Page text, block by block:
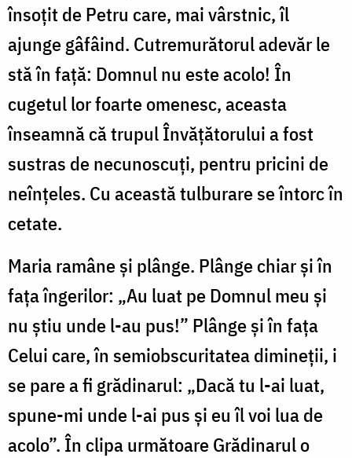
însoțit de Petru care, mai vârstnic, îl
ajunge gâfâind. Cutremurătorul adevăr le
stă în față: Domnul nu este acolo! În
cugetul lor foarte omenesc, aceasta
înseamnă că trupul Învățătorului a fost
sustras de necunoscuți, pentru pricini de
neînțeles. Cu această tulburare se întorc în
cetate.
Maria ramâne și plânge. Plânge chiar și în
fața îngerilor: „Au luat pe Domnul meu și
nu știu unde l-au pus!” Plânge și în fața
Celui care, în semiobscuritatea dimineții, i
se pare a fi grădinarul: „Dacă tu l-ai luat,
spune-mi unde l-ai pus și eu îl voi lua de
acolo”. În clipa următoare Grădinarul o